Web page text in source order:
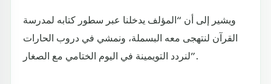
ويشير إلى أن “المؤلف يدخلنا عبر سطور كتابه لمدرسة
القرآن لنتهجى معه البسملة، ونمشي في دروب الحارات
لنردد التويمينة في اليوم الختامي مع الصغار”.